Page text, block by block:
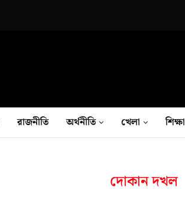
রাজনীতি অর্থনীতি খেলা শিক্ষা
দোকান দখল